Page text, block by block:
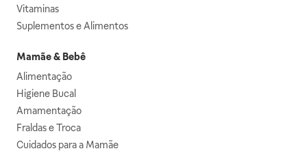
Vitaminas
Suplementos e Alimentos
Mamãe & Bebê
Alimentação
Higiene Bucal
Amamentação
Fraldas e Troca
Cuidados para a Mamãe